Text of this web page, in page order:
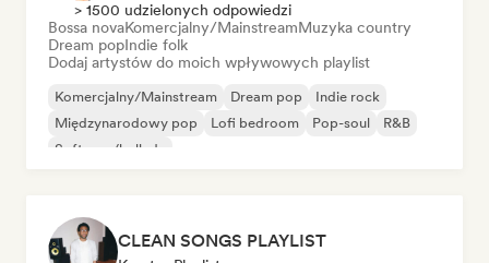
> 1500 udzielonych odpowiedzi
Bossa novaKomercjalny/MainstreamMuzyka country
Dream popIndie folk
Dodaj artystów do moich wpływowych playlist
Komercjalny/Mainstream Dream pop
Indie rock
Międzynarodowy pop
Lofi bedroom Pop-soul
R&B
Soft pop/ballada
CLEAN SONGS PLAYLIST